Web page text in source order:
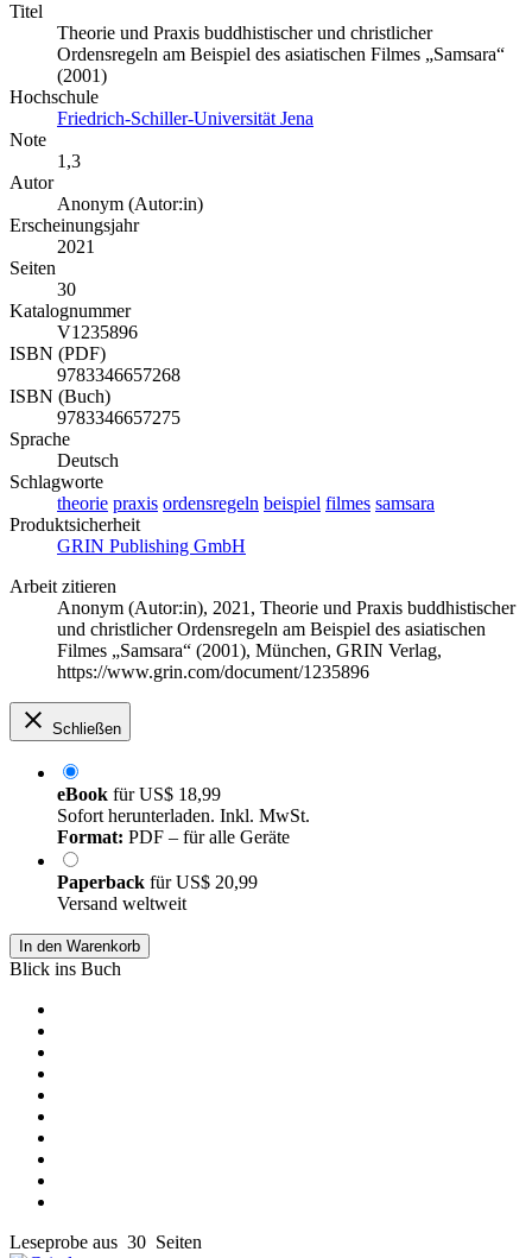
Titel
Theorie und Praxis buddhistischer und christlicher
Ordensregeln am Beispiel des asiatischen Filmes „Samsara“
(2001)
Hochschule
Friedrich-Schiller-Universität Jena
Note
1,3
Autor
Anonym (Autor:in)
Erscheinungsjahr
2021
Seiten
30
Katalognummer
V1235896
ISBN (PDF)
9783346657268
ISBN (Buch)
9783346657275
Sprache
Deutsch
Schlagworte
theorie praxis ordensregeln beispiel filmes samsara
Produktsicherheit
GRIN Publishing GmbH
Arbeit zitieren
Anonym (Autor:in), 2021, Theorie und Praxis buddhistischer
und christlicher Ordensregeln am Beispiel des asiatischen
Filmes „Samsara“ (2001), München, GRIN Verlag,
https://www.grin.com/document/1235896
Schließen
eBook fürUS$ 18,99
Sofort herunterladen. Inkl. MwSt.
Format: PDF – für alle Geräte
Paperback fürUS$ 20,99
Versand weltweit
In den Warenkorb
Blick ins Buch
Leseprobe aus 30 Seiten